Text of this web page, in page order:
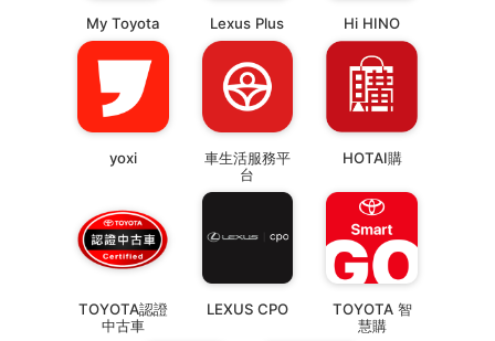
My Toyota Lexus Plus Hi HINO
yoxi
車生活服務平
台
HOTAI購
TOYOTA認證
中古車
LEXUS CPO
TOYOTA 智
慧購